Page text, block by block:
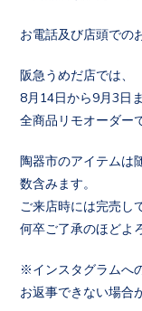
お電話及び店頭での
阪急うめだ店では、
8月14日から9月3日
全商品リモオーダー
陶器市のアイテムは
数含みます。
ご来店時には完売し
何卒ご了承のほどよ
※インスタグラムへ
お返事できない場合